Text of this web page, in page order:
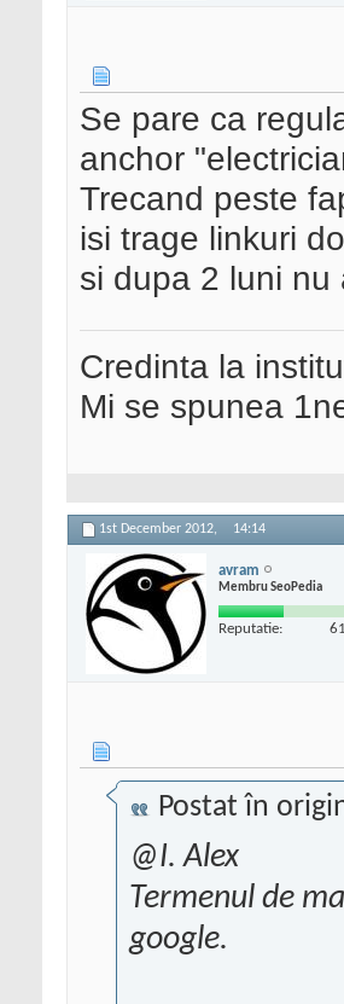
Se pare ca
anchor
Trecand peste
isi trage linkuri
si dupa 2 luni
Credinta la
Mi se spunea
1st December 2012, 14:14
avram
Membru SeoPedia
Reputatie: 61
Postat în
@I. Alex
Termenul de
google.